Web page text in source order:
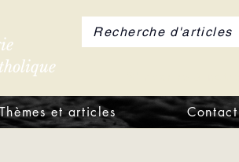
Recherche d'articles
et articles Contact